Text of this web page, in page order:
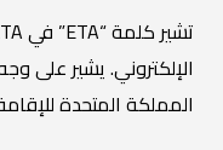
الإلكتروني. يشير على
المملكة المتحدة